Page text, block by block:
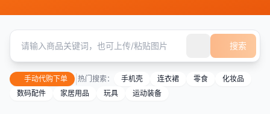
搜索
手动代购下单 热门搜索： 手机壳 连衣裙 零食
化妆品
数码配件
家居用品 玩具 运动装备